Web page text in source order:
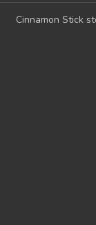
Cinnamon Stick